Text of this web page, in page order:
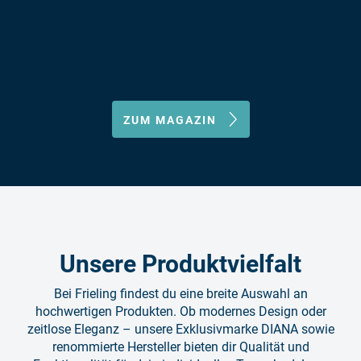
ZUM MAGAZIN
Unsere Produktvielfalt
Bei Frieling findest du eine breite Auswahl an
hochwertigen Produkten. Ob modernes Design oder
zeitlose Eleganz – unsere Exklusivmarke DIANA sowie
renommierte Hersteller bieten dir Qualität und